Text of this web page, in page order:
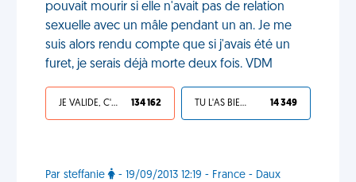
pouvait mourir si elle n'avait pas de relation
sexuelle avec un mâle pendant un an. Je me
suis alors rendu compte que si j'avais été un
furet, je serais déjà morte deux fois. VDM
JE VALIDE, C'EST UNE VDM 134 162 TU L'AS BIEN MÉRITÉ 14 349
Par steffanie - 19/09/2013 12:19 - France - Daux